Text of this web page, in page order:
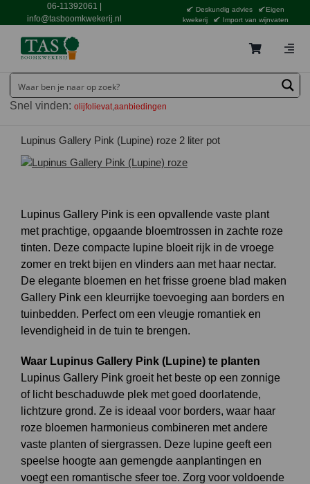
06-11392061
info@tasboomkwekerij.nl
Deskundig advies
Eigen
kwekerij
Import van wijnvaten
Contact en bestellen
Catalogus
Aanbiedingen
Tuincentrum Waddinxveen
Service
Tuinthema’s
Snel vinden:olijfolievat aanbiedingen
Lupinus Gallery Pink (Lupine) roze 2 liter pot
Lupinus Gallery Pink is een opvallende vaste plant
met prachtige, opgaande bloemtrossen in zachte roze
tinten. Deze compacte lupine bloeit rijk in de vroege
zomer en trekt bijen en vlinders aan met haar nectar.
De elegante bloemen en het frisse groene blad maken
Gallery Pink een kleurrijke toevoeging aan borders en
tuinbedden. Perfect om een vleugje romantiek en
levendigheid in de tuin te brengen.
Waar Lupinus Gallery Pink (Lupine) te planten
Lupinus Gallery Pink groeit het beste op een zonnige
of licht beschaduwde plek met goed doorlatende,
lichtzure grond. Ze is ideaal voor borders, waar haar
roze bloemen harmonieus combineren met andere
vaste planten of siergrassen. Deze lupine geeft een
speelse hoogte aan gemengde aanplantingen en
voegt een romantische sfeer toe. Zorg voor voldoende